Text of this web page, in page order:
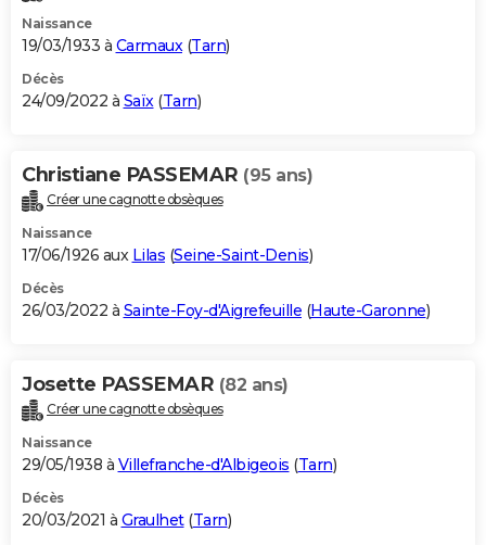
Naissance
19/03/1933 à Carmaux(Tarn)
Décès
24/09/2022 à Saïx(Tarn)
Christiane PASSEMAR (95 ans)
Créer une cagnotte obsèques
Naissance
17/06/1926 aux Lilas (Seine-Saint-Denis)
Décès
26/03/2022 à Sainte-Foy-d'Aigrefeuille (Haute-Garonne)
Josette PASSEMAR (82 ans)
Créer une cagnotte obsèques
Naissance
29/05/1938 à Villefranche-d'Albigeois (Tarn)
Décès
20/03/2021 à Graulhet(Tarn)